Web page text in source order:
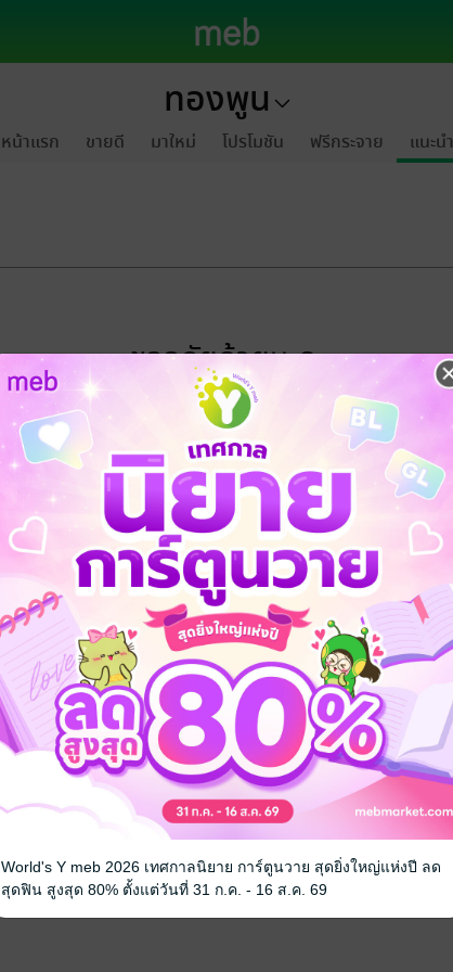
ทองพูน
หน้าแรก ขายดี มาใหม่ โปรโมชัน ฟรีกระจาย แนะนำ
ขออภัยด้วยนะคะ
ไม่พบข้อมูลในหัวข้อที่คุณกำลังชมค่ะ
World's Y meb 2026 เทศกาลนิยาย การ์ตูนวาย สุดยิ่งใหญ่แห่งปี ลด
สุดฟิน สูงสุด 80% ตั้งแต่วันที่ 31 ก.ค. - 16 ส.ค. 69